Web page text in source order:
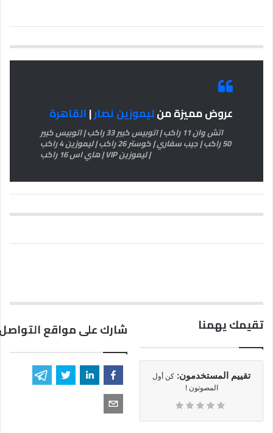
عروض مميزة منليموزين نصار|القاهرة
اتش وان 11 راكب | اتوبيس كبير 33 راكب | اتوبيس كبير
50 راكب | جيب سفاري | كوستر 26 راكب | ليموزين 4 راكب
| ليموزين VIP | هاي اس 16 راكب
تقيمك يهمنا
تقييم المستخدمون: كن أول
المصوتون !
شارك على مواقع